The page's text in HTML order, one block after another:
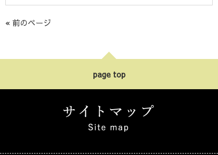
« 前のページ
page top